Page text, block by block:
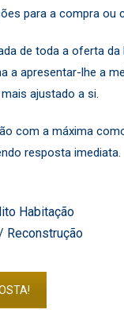
para a compra ou
de toda a oferta
a apresentar-lhe a
ajustado a si.
com a máxima
resposta imediata.
Habitação
Reconstrução